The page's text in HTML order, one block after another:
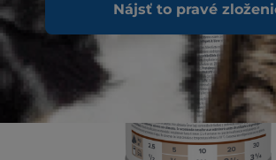
Nájsť to pravé